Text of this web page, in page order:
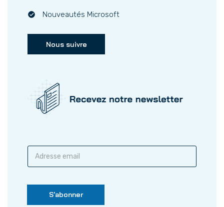
Nouveautés Microsoft
Nous suivre
S
i
i
S'abonner